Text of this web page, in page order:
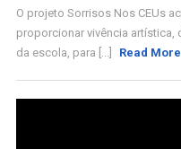
O projeto Sorrisos Nos CEUs
proporcionar vivência artística,
da escola, para [...]
Read More